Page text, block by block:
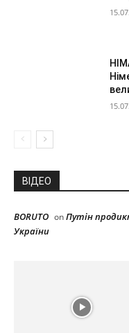
ВІДЕО
BORUTO onПутін
України